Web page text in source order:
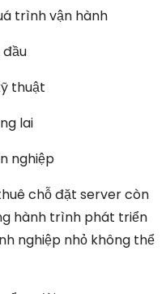
trình vận hành
thuật
lai
nghiệp
chỗ đặt server còn
hành trình phát triển
nghiệp nhỏ không thể